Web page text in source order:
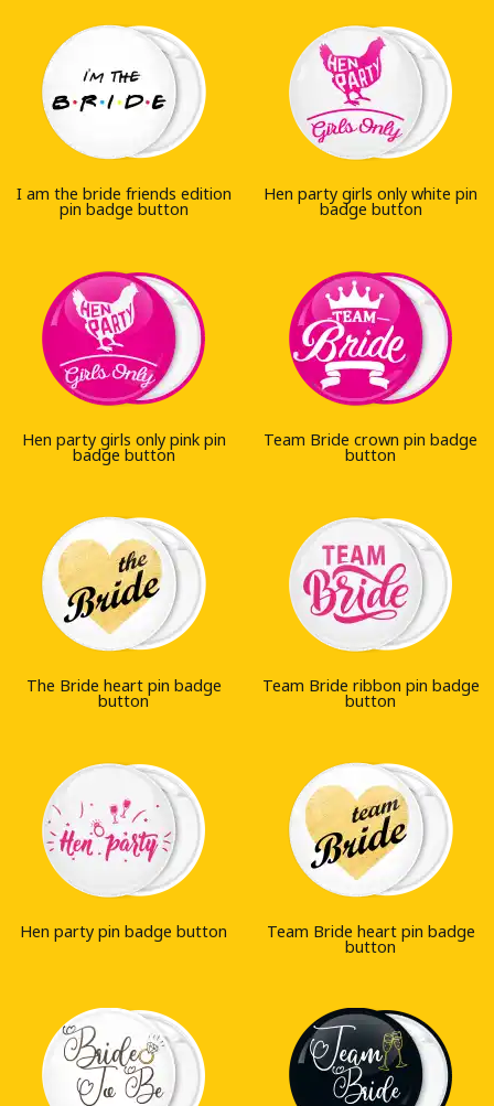
I am the bride friends edition
pin badge button
Hen party girls only white pin
badge button
Hen party girls only pink pin
badge button
Team Bride crown pin badge
button
The Bride heart pin badge
button
Team Bride ribbon pin badge
button
Hen party pin badge button Team Bride heart pin badge
button